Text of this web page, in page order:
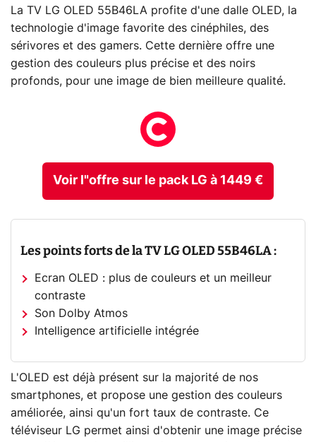
La TV LG OLED 55B46LA profite d'une dalle OLED, la
technologie d'image favorite des cinéphiles, des
sérivores et des gamers. Cette dernière offre une
gestion des couleurs plus précise et des noirs
profonds, pour une image de bien meilleure qualité.
Voir l"offre sur le pack LG à 1449 €
Les points forts de la TV LG OLED 55B46LA :
Ecran OLED : plus de couleurs et un meilleur
contraste
Son Dolby Atmos
Intelligence artificielle intégrée
L'OLED est déjà présent sur la majorité de nos
smartphones, et propose une gestion des couleurs
améliorée, ainsi qu'un fort taux de contraste. Ce
téléviseur LG permet ainsi d'obtenir une image précise